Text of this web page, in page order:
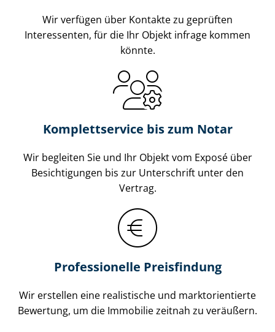
Wir verfügen über Kontakte zu geprüften
Interessenten, für die Ihr Objekt infrage kommen
könnte.
Komplettservice bis zum Notar
Wir begleiten Sie und Ihr Objekt vom Exposé über
Besichtigungen bis zur Unterschrift unter den
Vertrag.
Professionelle Preisfindung
Wir erstellen eine realistische und markt­ori­en­tier­te
Bewertung, um die Immobilie zeitnah zu veräußern.